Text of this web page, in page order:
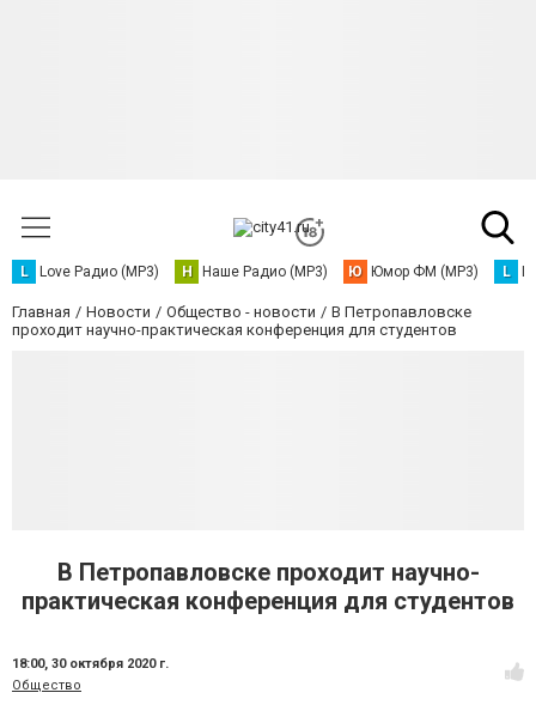
L Love Радио (MP3) Н Наше Радио (MP3) Ю Юмор ФМ (MP3) L
Главная Новости Общество - новости
В Петропавловске
проходит научно-практическая конференция для студентов
В Петропавловске проходит научно-
практическая конференция для студентов
18:00, 30 октября 2020 г.
Общество